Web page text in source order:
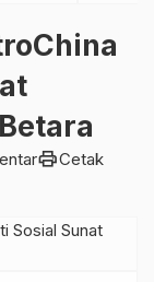
printCetak